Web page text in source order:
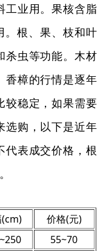
工业用。果核含脂
。根、果、枝和叶
杀虫等功能。木材
香樟的行情是逐年
较稳定，如果需要
选购，以下是近年
代表成交价格，根
价格(元)
55~70